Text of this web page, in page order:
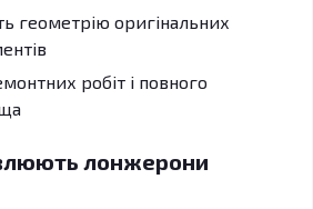
геометрію оригінальних
робіт і повного
лонжерони